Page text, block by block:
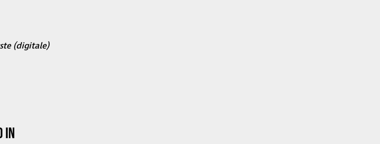
(digitale)
IN